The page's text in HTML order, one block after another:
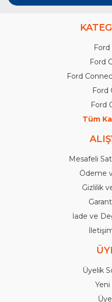
Ford
Ford
Ford
Ford
Ford
Tüm
Mesafeli
Ödeme
Gizlilik
İade ve
Üyelik